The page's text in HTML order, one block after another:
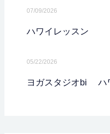
07/09/2026
ハワイレッスン
05/22/2026
ヨガスタジオbi ハ